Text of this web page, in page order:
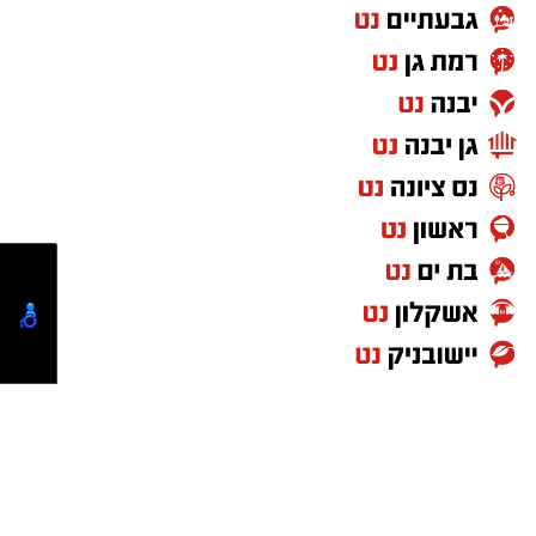
אוטובוסים
"סנחריב רצה להראות מי כאן בעל הבית": הממצא
המדהים שנחשף במורדות ארנונה
על פי הפרסום ב'כל העיר', המעון יפעל במודל
פדגוגי המבוסס על קבוצות של עד שמונה ילדים
בלבד, כאשר לכל קבוצה תלווה דמות חינוכית
קבועה. בראש המעון תעמוד רחלי כהן, בעלת
ניסיון של כעשור בתחום הגיל הרך.
במסגרת ההיערכות הושם דגש על נושא הביטחון,
ולכל כיתה הוצמד ממ"ד ייעודי שתוכנן גם כמרחב